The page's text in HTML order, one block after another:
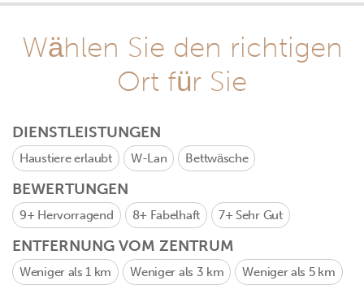
Wählen Sie den richtigen
Ort für Sie
DIENSTLEISTUNGEN
Haustiere erlaubt W-Lan Bettwäsche
BEWERTUNGEN
9+ Hervorragend 8+ Fabelhaft 7+ Sehr Gut
ENTFERNUNG VOM ZENTRUM
Weniger als 1 km Weniger als 3 km Weniger als 5 km